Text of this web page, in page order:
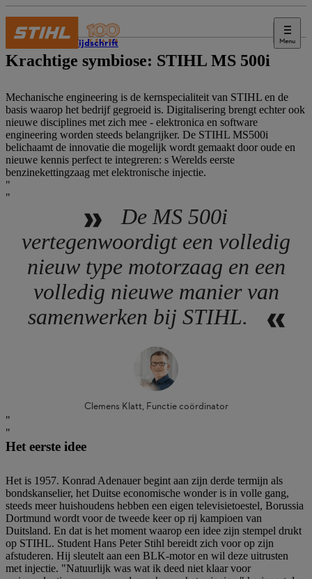
Menu
STIHL Tijdschrift
Krachtige symbiose: STIHL MS 500i
Mechanische engineering is de kernspecialiteit van STIHL en de
basis waarop het bedrijf gegroeid is. Digitalisering brengt echter ook
nieuwe disciplines met zich mee - elektronica en software
engineering worden steeds belangrijker. De STIHL MS500i
belichaamt de innovatie die mogelijk wordt gemaakt door oude en
nieuwe kennis perfect te integreren: s Werelds eerste
benzinekettingzaag met elektronische injectie.
De MS 500i
vertegenwoordigt een volledig
nieuw type motorzaag en een
volledig nieuwe manier van
samenwerken bij STIHL.
Clemens Klatt, Functie coördinator
Het eerste idee
Het is 1957. Konrad Adenauer begint aan zijn derde termijn als
bondskanselier, het Duitse economische wonder is in volle gang,
steeds meer huishoudens hebben een eigen televisietoestel, Borussia
Dortmund wordt voor de tweede keer op rij kampioen van
Duitsland. En dat is het moment waarop een idee zijn stempel drukt
op STIHL. Student Hans Peter Stihl bereidt zich voor op zijn
afstuderen. Hij sleutelt aan een BLK-motor en wil deze uitrusten
met injectie. "Natuurlijk was wat ik deed niet klaar voor